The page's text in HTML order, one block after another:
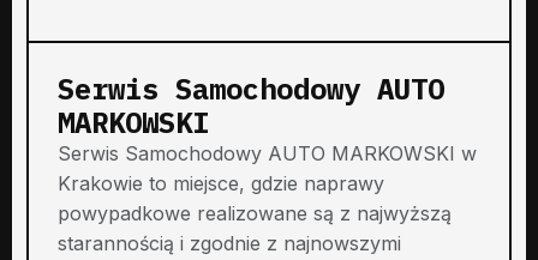
Serwis Samochodowy AUTO
MARKOWSKI
Serwis Samochodowy AUTO MARKOWSKI w
Krakowie to miejsce, gdzie naprawy
powypadkowe realizowane są z najwyższą
starannością i zgodnie z najnowszymi